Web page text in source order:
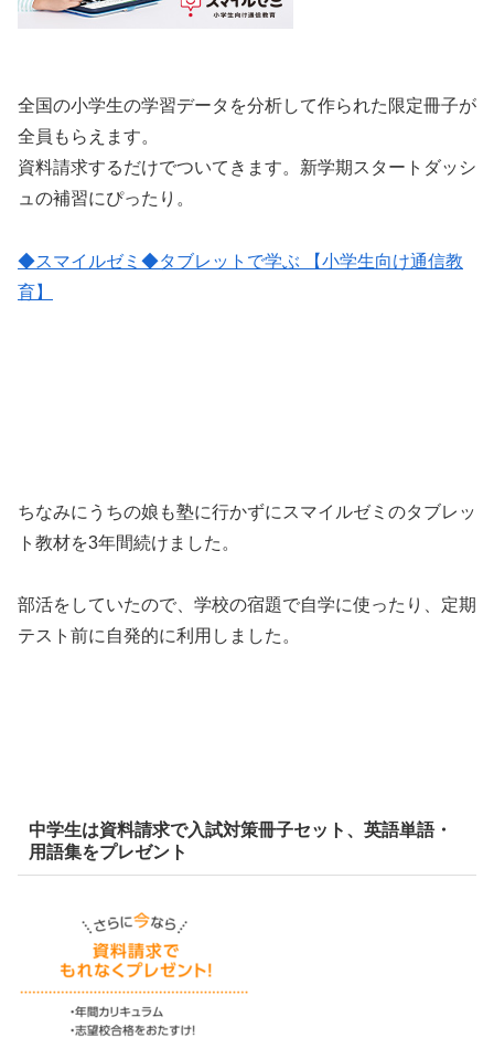
全国の小学生の学習データを分析して作られた限定冊子が
全員もらえます。
資料請求するだけでついてきます。新学期スタートダッシ
ュの補習にぴったり。
◆スマイルゼミ◆タブレットで学ぶ 【小学生向け通信教
育】
ちなみにうちの娘も塾に行かずにスマイルゼミのタブレッ
ト教材を3年間続けました。
部活をしていたので、学校の宿題で自学に使ったり、定期
テスト前に自発的に利用しました。
中学生は資料請求で入試対策冊子セット、英語単語・
用語集をプレゼント